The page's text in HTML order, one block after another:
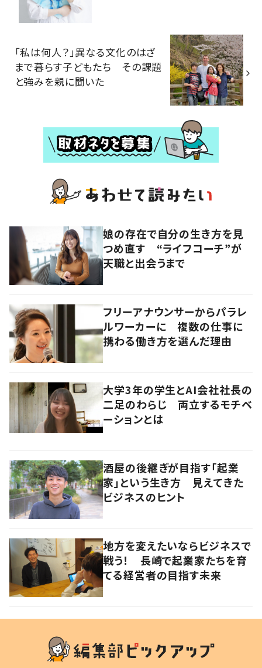
「私は何人？」異なる文化のはざ
まで暮らす子どもたち その課題
と強みを親に聞いた
娘の存在で自分の生き方を見
つめ直す “ライフコーチ”が
天職と出会うまで
フリーアナウンサーからパラレ
ルワーカーに 複数の仕事に
携わる働き方を選んだ理由
大学3年の学生とAI会社社長の
二足のわらじ 両立するモチベ
ーションとは
酒屋の後継ぎが目指す「起業
家」という生き方 見えてきた
ビジネスのヒント
地方を変えたいならビジネスで
戦う！ 長崎で起業家たちを育
てる経営者の目指す未来